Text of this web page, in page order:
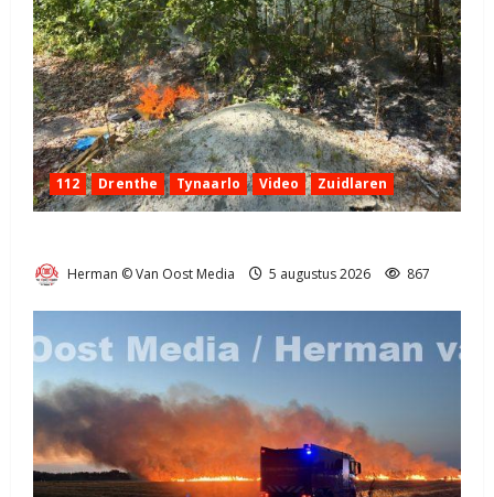
112 Drenthe Tynaarlo Video Zuidlaren
Herman © Van Oost Media 5 augustus 2026 867